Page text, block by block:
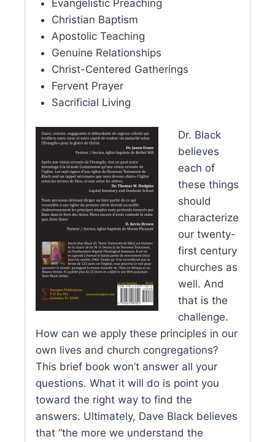
Evangelistic Preaching
Christian Baptism
Apostolic Teaching
Genuine Relationships
Christ-Centered Gatherings
Fervent Prayer
Sacrificial Living
Dr. Black
believes
each of
these things
should
characterize
our twenty-
first century
churches as
well. And
that is the
challenge.
How can we apply these principles in our
own lives and church congregations?
This brief book won’t answer all your
questions. What it will do is point you
toward the right way to find the
answers. Ultimately, Dave Black believes
that “the more we understand the